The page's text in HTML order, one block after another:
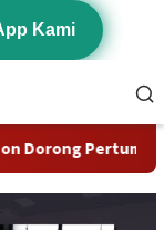
Kami
Daerah